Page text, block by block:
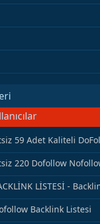
59 Adet Kaliteli
220 Dofollow
LİSTESİ -
Backlink Listesi